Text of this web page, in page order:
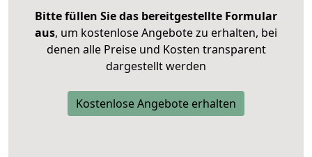
Bitte füllen Sie das bereitgestellte Formular
aus, um kostenlose Angebote zu erhalten, bei
denen alle Preise und Kosten transparent
dargestellt werden
Kostenlose Angebote erhalten